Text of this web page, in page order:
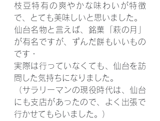
枝豆特有の爽やかな味わいが特徴
で、とても美味しいと思いました。
仙台名物と言えば、銘菓「萩の月」
が有名ですが、ずんだ餅もいいもの
です・
実際は行っていなくても、仙台を訪
問した気持ちになりました。
（サラリーマンの現役時代は、仙台
にも支店があったので、よく出張で
行かせてもらいました。）